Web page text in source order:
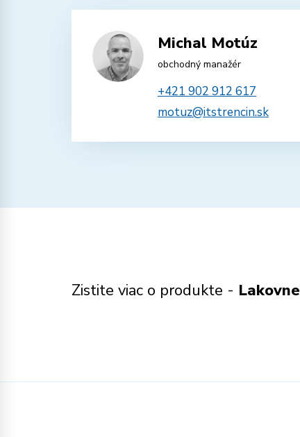
Michal Motúz
obchodný manažér
+421 902 912 617
motuz@itstrencin.sk
Zistite viac o produkte - Lakovne